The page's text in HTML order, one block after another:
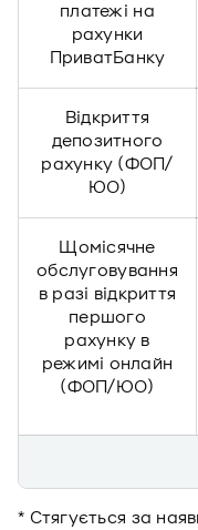
платежі на
рахунки
ПриватБанку
Відкриття
депозитного
рахунку (ФОП/
ЮО)
Щомісячне
обслуговування
в разі відкриття
першого
рахунку в
режимі онлайн
(ФОП/ЮО)
* Стягується за